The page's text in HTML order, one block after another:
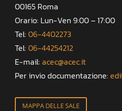
00165 Roma
Orario: Lun-Ven 9:00 – 17:00
Tel: 06-4402273
Tel: 06-44254212
E-mail: acec@acec.it
Per invio documentazione:
MAPPA DELLE SALE